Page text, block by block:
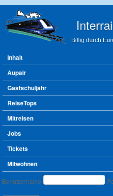
Billig durch
Hauptmenü
Inhalt
Aupair
Gastschuljahr
ReiseTops
Mitreisen
Jobs
Tickets
Mitwohnen
Benutzeranmeldung
Benutzername